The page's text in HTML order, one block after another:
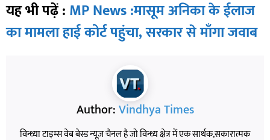
यह भी पढ़ें : MP News :मासूम अनिका के ईलाज
का मामला हाई कोर्ट पहुंचा, सरकार से माँगा जवाब
Author:Vindhya Times
विन्ध्या टाइम्स वेब बेस्ड न्यूज़ चैनल है जो विन्ध्य क्षेत्र में एक सार्थक,सकारात्मक